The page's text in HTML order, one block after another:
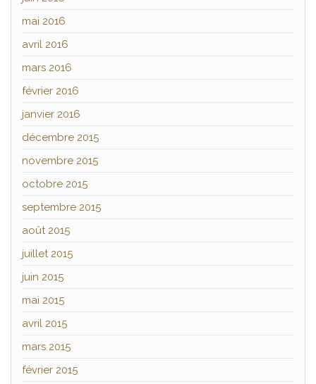
mai 2016
avril 2016
mars 2016
février 2016
janvier 2016
décembre 2015
novembre 2015
octobre 2015
septembre 2015
août 2015
juillet 2015
juin 2015
mai 2015
avril 2015
mars 2015
février 2015